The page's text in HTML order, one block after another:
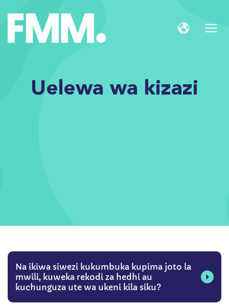
Uelewa wa kizazi
Na ikiwa siwezi kukumbuka kupima joto la
mwili, kuweka rekodi za hedhi au
kuchunguza ute wa ukeni kila siku?